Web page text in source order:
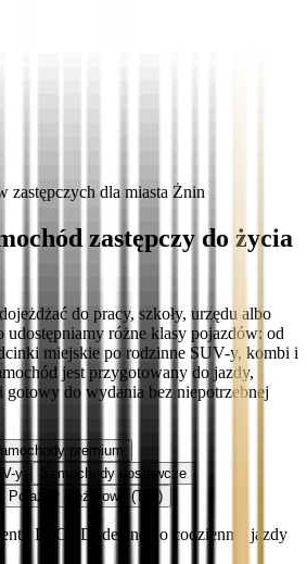
zastępczych dla miasta Żnin
zastępczy do życia
do pracy, szkoły, urzędu albo
różne klasy pojazdów: od
miejskie po rodzinne SUV-y, kombi i
jest przygotowany do jazdy,
gotowy do wydania bez niepotrzebnej
premium
y
Samochody dostawcze
Pojazdy ciężarowe (TIR)
B, C i D idealne do codziennej jazdy